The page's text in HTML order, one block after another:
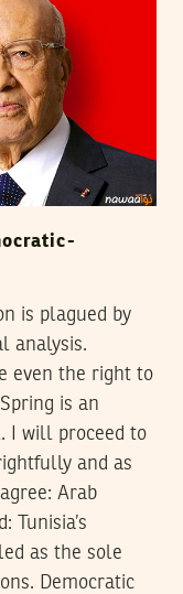
is plagued by
analysis.
even the right to
is an
I will proceed to
and as
Arab
Tunisia’s
as the sole
Democratic